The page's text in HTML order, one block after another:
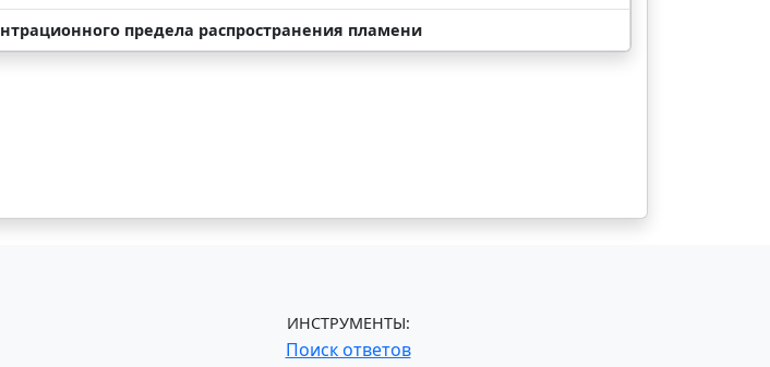
предела распространения пламени
ИНСТРУМЕНТЫ:
Поиск ответов